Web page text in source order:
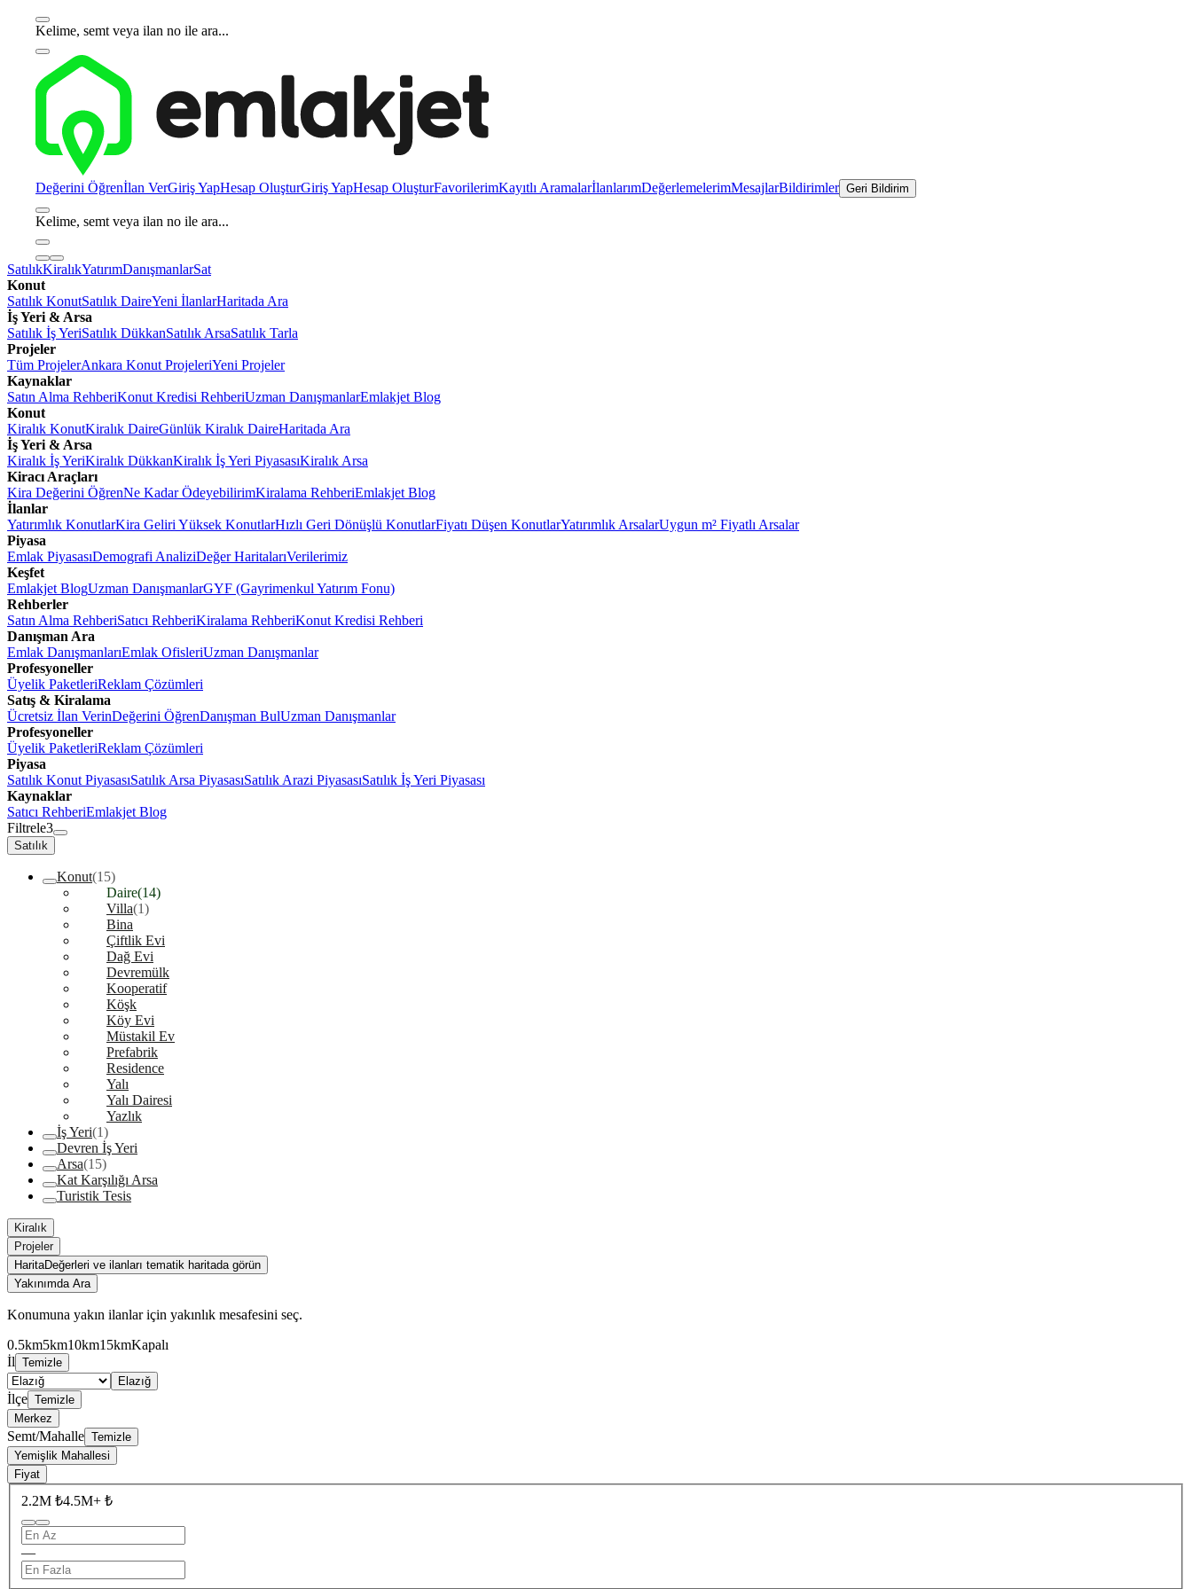
Kelime, semt veya ilan no ile ara...
Değerini Öğrenİlan VerGiriş YapHesap OluşturGiriş YapHesap OluşturFavorilerimKayıtlı AramalarİlanlarımDeğerlemelerimMesajlarBildirimler Geri Bildirim
Kelime, semt veya ilan no ile ara...
SatılıkKiralıkYatırımDanışmanlarSat
Konut
Satılık KonutSatılık DaireYeni İlanlarHaritada Ara
İş Yeri & Arsa
Satılık İş YeriSatılık DükkanSatılık ArsaSatılık Tarla
Projeler
Tüm ProjelerAnkara Konut ProjeleriYeni Projeler
Kaynaklar
Satın Alma RehberiKonut Kredisi RehberiUzman DanışmanlarEmlakjet Blog
Konut
Kiralık KonutKiralık DaireGünlük Kiralık DaireHaritada Ara
İş Yeri & Arsa
Kiralık İş YeriKiralık DükkanKiralık İş Yeri PiyasasıKiralık Arsa
Kiracı Araçları
Kira Değerini ÖğrenNe Kadar ÖdeyebilirimKiralama RehberiEmlakjet Blog
İlanlar
Yatırımlık KonutlarKira Geliri Yüksek KonutlarHızlı Geri Dönüşlü KonutlarFiyatı Düşen KonutlarYatırımlık ArsalarUygun m² Fiyatlı Arsalar
Piyasa
Emlak PiyasasıDemografi AnaliziDeğer HaritalarıVerilerimiz
Keşfet
Emlakjet BlogUzman DanışmanlarGYF (Gayrimenkul Yatırım Fonu)
Rehberler
Satın Alma RehberiSatıcı RehberiKiralama RehberiKonut Kredisi Rehberi
Danışman Ara
Emlak DanışmanlarıEmlak OfisleriUzman Danışmanlar
Profesyoneller
Üyelik PaketleriReklam Çözümleri
Satış & Kiralama
Ücretsiz İlan VerinDeğerini ÖğrenDanışman BulUzman Danışmanlar
Profesyoneller
Üyelik PaketleriReklam Çözümleri
Piyasa
Satılık Konut PiyasasıSatılık Arsa PiyasasıSatılık Arazi PiyasasıSatılık İş Yeri Piyasası
Kaynaklar
Satıcı RehberiEmlakjet Blog
Filtrele3
Satılık
Konut(15)
Daire(14)
Villa(1)
Bina
Çiftlik Evi
Dağ Evi
Devremülk
Kooperatif
Köşk
Köy Evi
Müstakil Ev
Prefabrik
Residence
Yalı
Yalı Dairesi
Yazlık
İş Yeri(1)
Devren İş Yeri
Arsa(15)
Kat Karşılığı Arsa
Turistik Tesis
Kiralık
Projeler
HaritaDeğerleri ve ilanları tematik haritada görün
Yakınımda Ara
Konumuna yakın ilanlar için yakınlık mesafesini seç.
0.5km5km10km15kmKapalı
İl Temizle
Elazığ
İlçe Temizle
Merkez
Semt/Mahalle Temizle
Yemişlik Mahallesi
Fiyat
2.2M ₺4.5M+ ₺
—